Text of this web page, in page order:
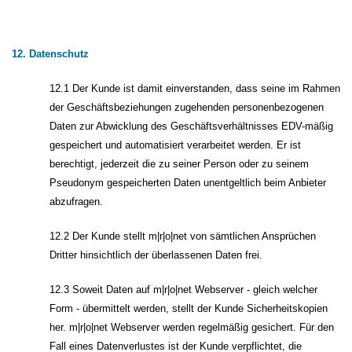
12. Datenschutz
12.1 Der Kunde ist damit einverstanden, dass seine im Rahmen
der Geschäftsbeziehungen zugehenden personenbezogenen
Daten zur Abwicklung des Geschäftsverhältnisses EDV-mäßig
gespeichert und automatisiert verarbeitet werden. Er ist
berechtigt, jederzeit die zu seiner Person oder zu seinem
Pseudonym gespeicherten Daten unentgeltlich beim Anbieter
abzufragen.
12.2 Der Kunde stellt m|r|o|net von sämtlichen Ansprüchen
Dritter hinsichtlich der überlassenen Daten frei.
12.3 Soweit Daten auf m|r|o|net Webserver - gleich welcher
Form - übermittelt werden, stellt der Kunde Sicherheitskopien
her. m|r|o|net Webserver werden regelmäßig gesichert. Für den
Fall eines Datenverlustes ist der Kunde verpflichtet, die